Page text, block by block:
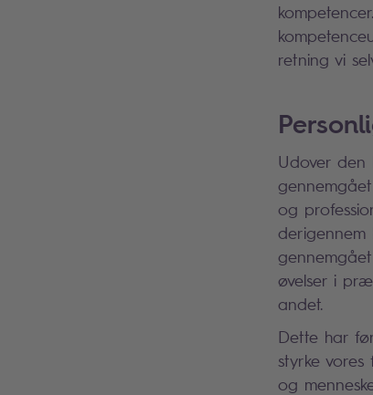
retning vi
Udover
og
øvelser i
andet.
Dette har
styrke
og